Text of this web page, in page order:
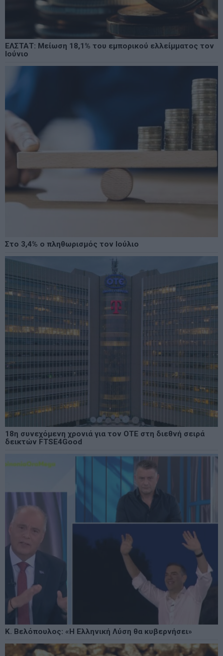
ΕΛΣΤΑΤ: Μείωση 18,1% του εμπορικού ελλείμματος τον
Ιούνιο
Στο 3,4% ο πληθωρισμός τον Ιούλιο
18η συνεχόμενη χρονιά για τον ΟΤΕ στη διεθνή σειρά
δεικτών FTSE4Good
Κ. Βελόπουλος: «Η Ελληνική Λύση θα κυβερνήσει»